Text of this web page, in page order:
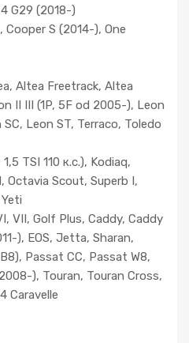
G29 (2018-)
Cooper S (2014-), One
Altea Freetrack, Altea
II III (1P, 5F od 2005-), Leon
Leon ST, Terraco, Toledo
TSI 110 к.с.), Kodiaq,
Octavia Scout, Superb I,
VII, Golf Plus, Caddy, Caddy
), EOS, Jetta, Sharan,
Passat CC, Passat W8,
), Touran, Touran Cross,
Caravelle